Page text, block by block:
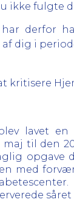
ikke
har derfor
dig i
kritisere
lavet
maj til den
opgave
med